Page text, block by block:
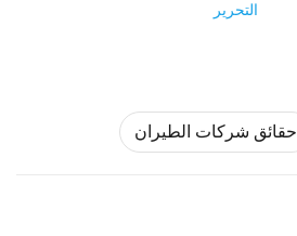
التحرير
حقائق شركات الطيران